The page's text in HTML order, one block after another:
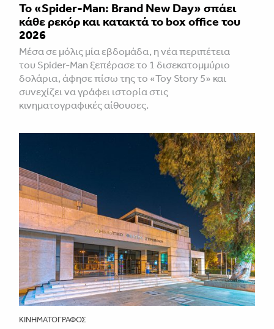
Το «Spider-Man: Brand New Day» σπάει
κάθε ρεκόρ και κατακτά το box office του
2026
Μέσα σε μόλις μία εβδομάδα, η νέα περιπέτεια
του Spider-Man ξεπέρασε το 1 δισεκατομμύριο
δολάρια, άφησε πίσω της το «Toy Story 5» και
συνεχίζει να γράφει ιστορία στις
κινηματογραφικές αίθουσες.
ΚΙΝΗΜΑΤΟΓΡΆΦΟΣ